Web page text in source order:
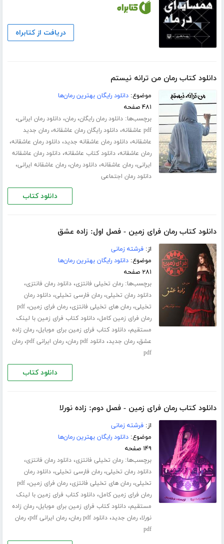
دریافت از کتابراه
دانلود کتاب رمان من ترانه نیستم
موضوع:دانلود رایگان بهترین رمان‌ها
۴۸۱ صفحه
برچسب‌ها:دانلود رمان رایگان،رمان،دانلود رمان ایرانی،
pdf عاشقانه ،دانلود رایگان رمان عاشقانه،رمان جدید
عاشقانه،دانلود رمان عاشقانه جدید،دانلود رمان عاشقانه،
رمان عاشقانه،دانلود کتاب عاشقانه،دانلود رمان عاشقانه
ایرانی،رمان عاشقانه،دانلود رمان،رمان عاشقانه ایرانی،
دانلود رمان اجتماعی
دانلود کتاب
دانلود کتاب رمان فرای زمین - فصل اول: زاده عشق
از:فرشته زمانی
موضوع:دانلود رایگان بهترین رمان‌ها
۲۸۱ صفحه
برچسب‌ها:رمان تخیلی فانتزی،دانلود رمان فانتزی،
دانلود رمان تخیلی،رمان فارسی تخیلی،دانلود رمان
تخیلی،رمان های تخیلی فانتزی،رمان فرای زمین،pdf
رمان فرای زمین کامل،دانلود کتاب فرای زمین با لینک
مستقیم،دانلود کتاب فرای زمین برای موبایل،رمان زاده
عشق،رمان جدید،دانلود pdf رمان ،رمان ایرانی pdf ،رمان
pdf
دانلود کتاب
دانلود کتاب رمان فرای زمین - فصل دوم: زاده نورلا
از:فرشته زمانی
موضوع:دانلود رایگان بهترین رمان‌ها
۱۴۹ صفحه
برچسب‌ها:رمان تخیلی فانتزی،دانلود رمان فانتزی،
دانلود رمان تخیلی،رمان فارسی تخیلی،دانلود رمان
تخیلی،رمان های تخیلی فانتزی،رمان فرای زمین،pdf
رمان فرای زمین کامل،دانلود کتاب فرای زمین با لینک
مستقیم،دانلود کتاب فرای زمین برای موبایل،رمان زاده
نورلا،رمان جدید،دانلود pdf رمان ،رمان ایرانی pdf ،رمان
pdf